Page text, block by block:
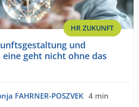
HR ZUKUNFT
und
eine geht nicht ohne das
FAHRNER-POSZVEK 4 min